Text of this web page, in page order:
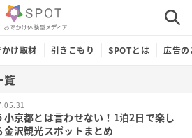
かけ取材 引きこもり SPOTとは 広告
覧
小京都とは言わせない！1泊2日で楽し
金沢観光スポットまとめ